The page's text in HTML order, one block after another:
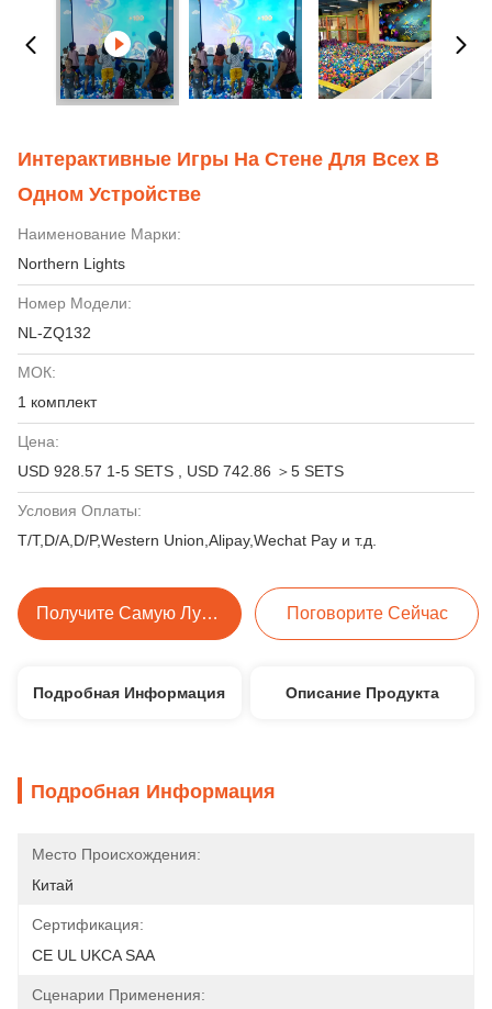
Интерактивные Игры На Стене Для Всех В
Одном Устройстве
Наименование Марки:
Northern Lights
Номер Модели:
NL-ZQ132
МОК:
1 комплект
Цена:
USD 928.57 1-5 SETS , USD 742.86 ＞5 SETS
Условия Оплаты:
T/T,D/A,D/P,Western Union,Alipay,Wechat Pay и т.д.
Получите Самую Лучшую Цену Поговорите Сейчас
Подробная Информация Описание Продукта
Подробная Информация
Место Происхождения:
Китай
Сертификация:
CE UL UKCA SAA
Сценарии Применения: